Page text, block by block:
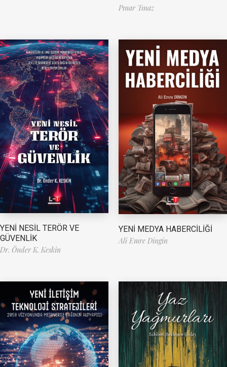
Pınar Tınaz
YENİ NESİL TERÖR VE
GÜVENLİK
Dr. Önder K. Keskin
YENİ MEDYA HABERCİLİĞİ
Ali Emre Dingin